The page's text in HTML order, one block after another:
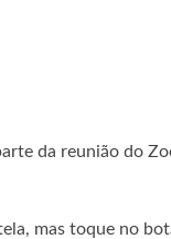
da reunião do
mas toque no